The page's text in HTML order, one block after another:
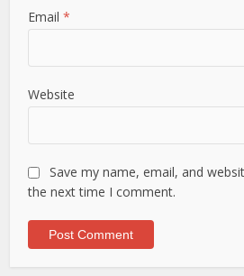
Email*
Website
Save my name, email, and
the next time I comment.